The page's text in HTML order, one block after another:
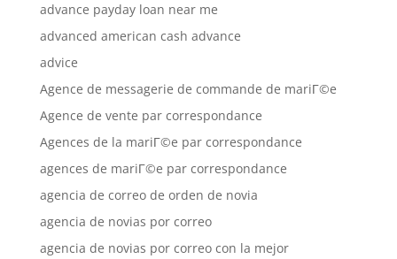
advance payday loan near me
advanced american cash advance
advice
Agence de messagerie de commande de mariГ©e
Agence de vente par correspondance
Agences de la mariГ©e par correspondance
agences de mariГ©e par correspondance
agencia de correo de orden de novia
agencia de novias por correo
agencia de novias por correo con la mejor